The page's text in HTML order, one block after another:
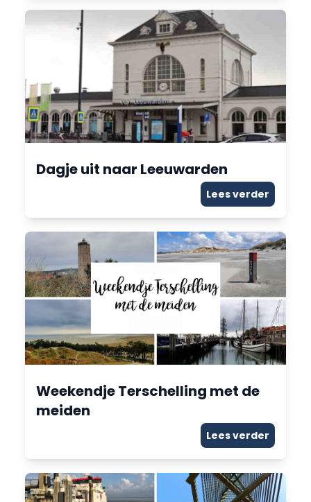
Dagje uit naar Leeuwarden
Lees verder
Weekendje Terschelling met de
meiden
Lees verder